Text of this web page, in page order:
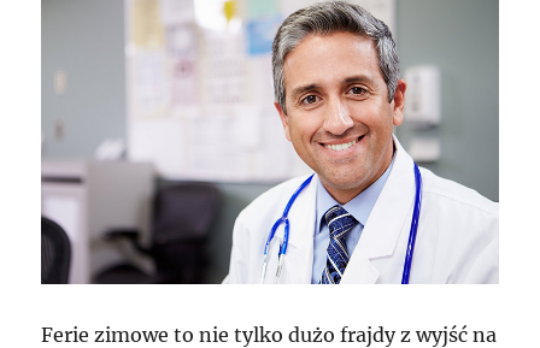
Ferie zimowe to nie tylko dużo frajdy z wyjść na